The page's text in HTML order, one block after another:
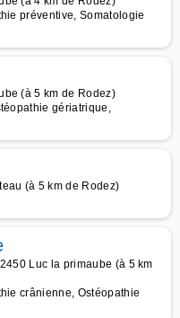
préventive, Somatologie
(à 5 km de Rodez)
gériatrique,
(à 5 km de Rodez)
Luc la primaube (à 5 km
crânienne, Ostéopathie